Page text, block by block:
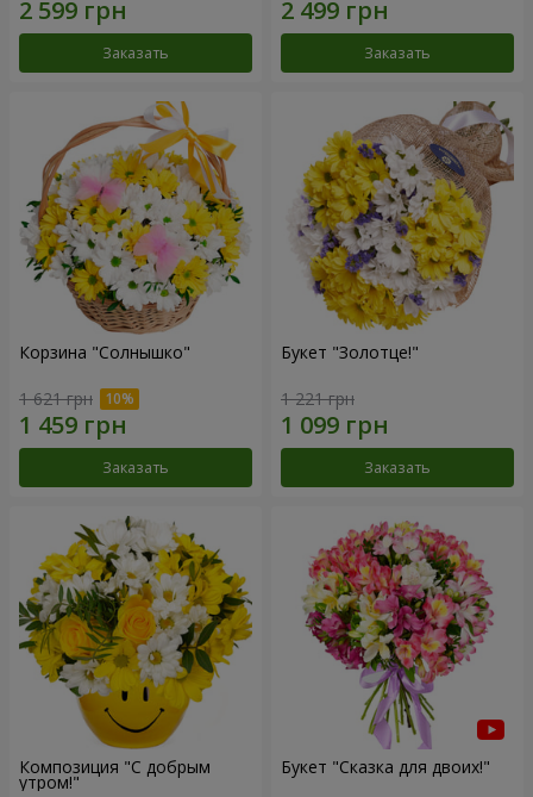
Заказать Заказать
Корзина "Солнышко"
1 621 грн
Заказать
Букет "Золотце!"
1 221 грн
Заказать
Композиция "С добрым
утром!"
Букет "Сказка для двоих!"